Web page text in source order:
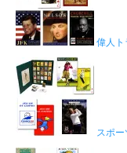
偉人ト
スポ